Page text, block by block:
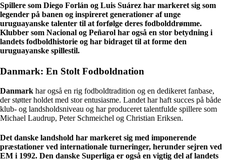
Spillere som Diego Forlán og Luis Suárez har markeret sig som
legender på banen og inspireret generationer af unge
uruguayanske talenter til at forfølge deres fodbolddrømme.
Klubber som Nacional og Peñarol har også en stor betydning i
landets fodboldhistorie og har bidraget til at forme den
uruguayanske spillestil.
Danmark: En Stolt Fodboldnation
Danmark har også en rig fodboldtradition og en dedikeret fanbase,
der støtter holdet med stor entusiasme. Landet har haft succes på både
klub- og landsholdsniveau og har produceret talentfulde spillere som
Michael Laudrup, Peter Schmeichel og Christian Eriksen.
Det danske landshold har markeret sig med imponerende
præstationer ved internationale turneringer, herunder sejren ved
EM i 1992. Den danske Superliga er også en vigtig del af landets